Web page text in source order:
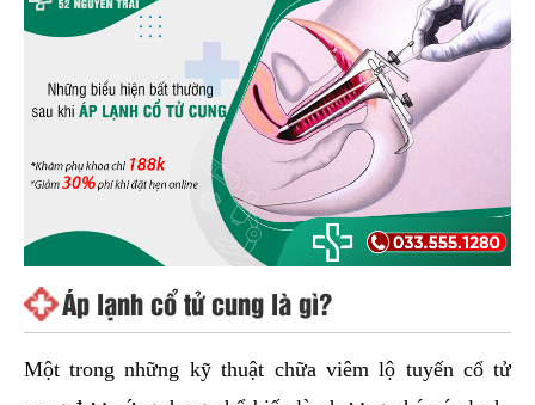
Áp lạnh cổ tử cung là gì?
Một trong những kỹ thuật chữa viêm lộ tuyến cổ tử